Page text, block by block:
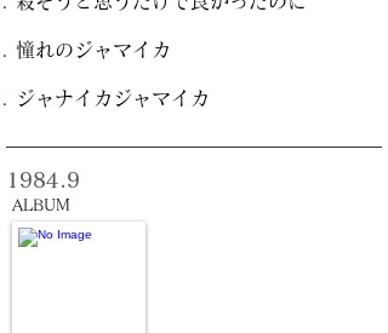
憧れのジャマイカ
ジャナイカジャマイカ
1984.9
ALBUM